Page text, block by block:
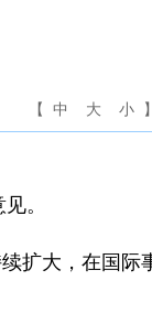
【 中 大 小 】
。
扩大，在国际